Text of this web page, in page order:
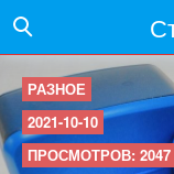
РАЗНОЕ
2021-10-10
ПРОСМОТРОВ: 2047